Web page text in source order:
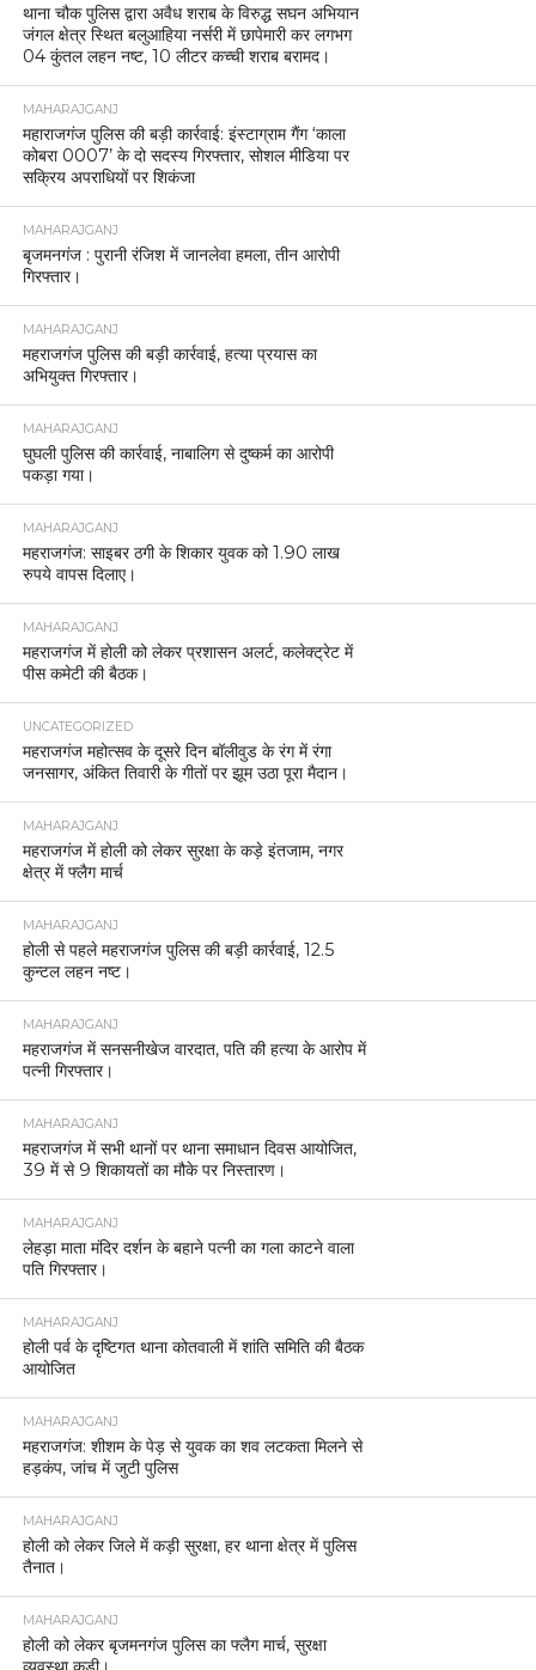
थाना चौक पुलिस द्वारा अवैध शराब के विरुद्ध सघन अभियान
जंगल क्षेत्र स्थित बलुआहिया नर्सरी में छापेमारी कर लगभग
04 कुंतल लहन नष्ट, 10 लीटर कच्ची शराब बरामद।
MAHARAJGANJ
महाराजगंज पुलिस की बड़ी कार्रवाई: इंस्टाग्राम गैंग ‘काला
कोबरा 0007’ के दो सदस्य गिरफ्तार, सोशल मीडिया पर
सक्रिय अपराधियों पर शिकंजा
MAHARAJGANJ
बृजमनगंज : पुरानी रंजिश में जानलेवा हमला, तीन आरोपी
गिरफ्तार।
MAHARAJGANJ
महराजगंज पुलिस की बड़ी कार्रवाई, हत्या प्रयास का
अभियुक्त गिरफ्तार।
MAHARAJGANJ
घुघली पुलिस की कार्रवाई, नाबालिग से दुष्कर्म का आरोपी
पकड़ा गया।
MAHARAJGANJ
महराजगंज: साइबर ठगी के शिकार युवक को 1.90 लाख
रुपये वापस दिलाए।
MAHARAJGANJ
महराजगंज में होली को लेकर प्रशासन अलर्ट, कलेक्ट्रेट में
पीस कमेटी की बैठक।
UNCATEGORIZED
महराजगंज महोत्सव के दूसरे दिन बॉलीवुड के रंग में रंगा
जनसागर, अंकित तिवारी के गीतों पर झूम उठा पूरा मैदान।
MAHARAJGANJ
महराजगंज में होली को लेकर सुरक्षा के कड़े इंतजाम, नगर
क्षेत्र में फ्लैग मार्च
MAHARAJGANJ
होली से पहले महराजगंज पुलिस की बड़ी कार्रवाई, 12.5
कुन्टल लहन नष्ट।
MAHARAJGANJ
महराजगंज में सनसनीखेज वारदात, पति की हत्या के आरोप में
पत्नी गिरफ्तार।
MAHARAJGANJ
महराजगंज में सभी थानों पर थाना समाधान दिवस आयोजित,
39 में से 9 शिकायतों का मौके पर निस्तारण।
MAHARAJGANJ
लेहड़ा माता मंदिर दर्शन के बहाने पत्नी का गला काटने वाला
पति गिरफ्तार।
MAHARAJGANJ
होली पर्व के दृष्टिगत थाना कोतवाली में शांति समिति की बैठक
आयोजित
MAHARAJGANJ
महराजगंज: शीशम के पेड़ से युवक का शव लटकता मिलने से
हड़कंप, जांच में जुटी पुलिस
MAHARAJGANJ
होली को लेकर जिले में कड़ी सुरक्षा, हर थाना क्षेत्र में पुलिस
तैनात।
MAHARAJGANJ
होली को लेकर बृजमनगंज पुलिस का फ्लैग मार्च, सुरक्षा